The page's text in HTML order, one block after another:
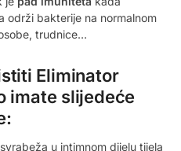
održi bakterije na normalnom
trudnice…
Eliminator
imate slijedeće
u intimnom dijelu tijela